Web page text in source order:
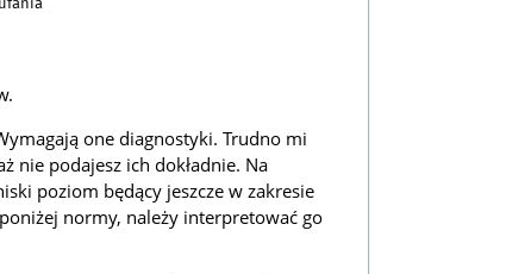
one diagnostyki. Trudno mi
nie podajesz ich dokładnie. Na
poziom będący jeszcze w zakresie
normy, należy interpretować go